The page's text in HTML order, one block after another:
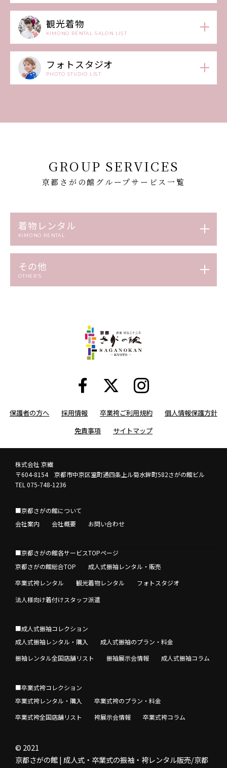
観光着物
KIMONO RENTAL SALON LIST
フォトスタジオ
PHOTO STUDIO LIST
GROUP SERVICES
京都さがの館グループサービス一覧
着物レンタル
KIMONO RENTAL
その他
OTHER’S
保護者の方へ 採用情報 卒業袴ご利用規約
個人情報保護方針
免責事項
サイトマップ
株式会社 京繊
〒604-8154 京都市中京区室町通四条上ル菊水鉾町582さがの館ビル
TEL 075-748-1236
■京都さがの館について
会社案内
会社概要 お問い合わせ
■京都さがの館各サービスTOPページ
京都さがの館総合TOP
成人式振袖レンタル・販売
卒業式袴レンタル
観光着物レンタル
フォトスタジオ
法人様向け着付けスタッフ派遣
■成人式振袖コレクション
成人式振袖レンタル・購入
成人式振袖のプラン・料金
振袖レンタル全国店舗リスト
振袖展示会情報 成人式振袖コラム
■卒業式袴コレクション
卒業式袴レンタル・購入
卒業式袴のプラン・料金
卒業式袴全国店舗リスト
袴展示会情報 卒業式袴コラム
© 2021
京都さがの館 | 成人式・卒業式の振袖・袴レンタル販売/京都